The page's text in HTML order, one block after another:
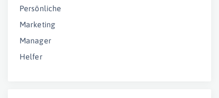
Persönliche
Marketing
Manager
Helfer